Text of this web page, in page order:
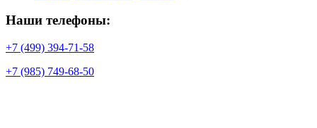
Наши телефоны:
+7 (499) 394-71-58
+7 (985) 749-68-50